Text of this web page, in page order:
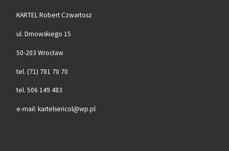
KARTEL Robert Czwartosz
ul. Dmowskiego 15
50-203 Wrocław
tel. (71) 781 70 70
tel. 506 149 483
e-mail: kartelsericol@wp.pl